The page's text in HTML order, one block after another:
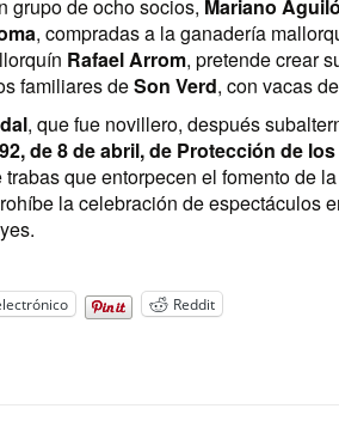
grupo de ocho socios, Mariano Aguiló
, compradas a la ganadería
Rafael Arrom, pretende crear
familiares deSon Verd, con vacas de
, que fue novillero, después
de 8 de abril, de Protección de
trabas que entorpecen el fomento de
la celebración de espectáculos
Reddit